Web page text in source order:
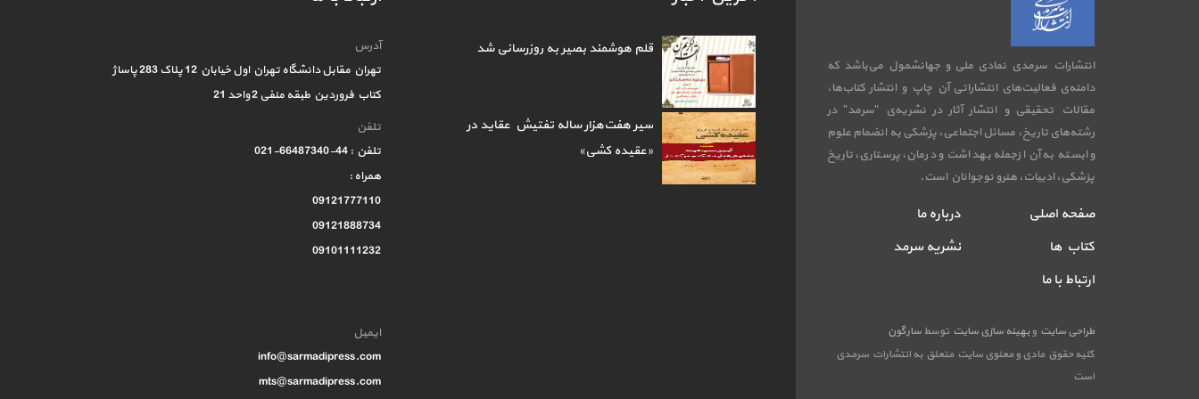
آدرس
تهران مقابل دانشگاه تهران اول خیابان 12 پلاک 283 پاساژ
کتاب فروردین طبقه منفی 2 واحد 21
تلفن
تلفن : 44-66487340-021
همراه :
09121777110
09121888734
09101111232
ایمیل
info@sarmadipress.com
mts@sarmadipress.com
قلم هوشمند بصیر به روزرسانی شد
سیر هفت‌هزار ساله تفتیش عقاید در
«عقیده کشی»
انتشارات سرمدی نمادی ملی و جهانشمول می‌باشد که
دامنه‌ی فعالیت‌های انتشاراتی آن چاپ و انتشار کتاب‌ها،
مقالات تحقیقی و انتشار آثار در نشریه‌ی "سرمد" در
رشته‌های تاریخ، مسائل اجتماعی، پزشکی به انضمام علوم
وابسته به آن ازجمله بهداشت و درمان، پرستاری، تاریخ
پزشکی، ادبیات، هنرو نوجوانان است.
صفحه اصلی
درباره ما
کتاب ها
نشریه سرمد
ارتباط با ما
طراحی سایت وبهینه سازی سایت توسط سارگون
کلیه حقوق مادی و معنوی سایت متعلق به انتشارات سرمدی
است